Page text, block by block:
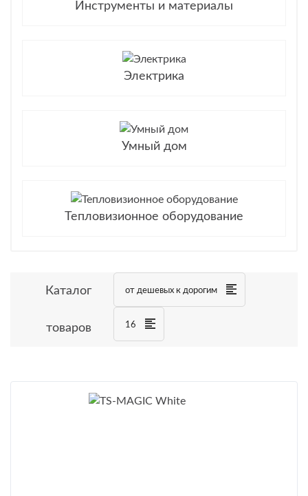
Инструменты и материалы
Электрика
Умный дом
Тепловизионное оборудование
Каталог
товаров
от дешевых к дорогим
16